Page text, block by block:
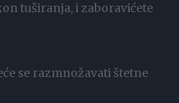
tuširanja, i zaboravićete
se razmnožavati štetne